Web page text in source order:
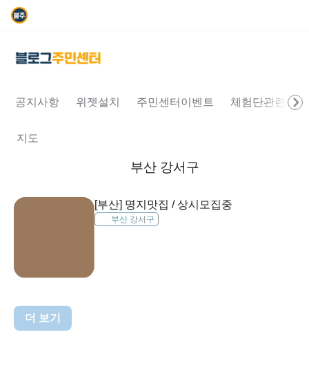
공지사항 위젯설치 주민센터이벤트 체험단관련문의
지도
부산 강서구
[부산] 명지맛집 / 상시모집중
부산 강서구
더 보기